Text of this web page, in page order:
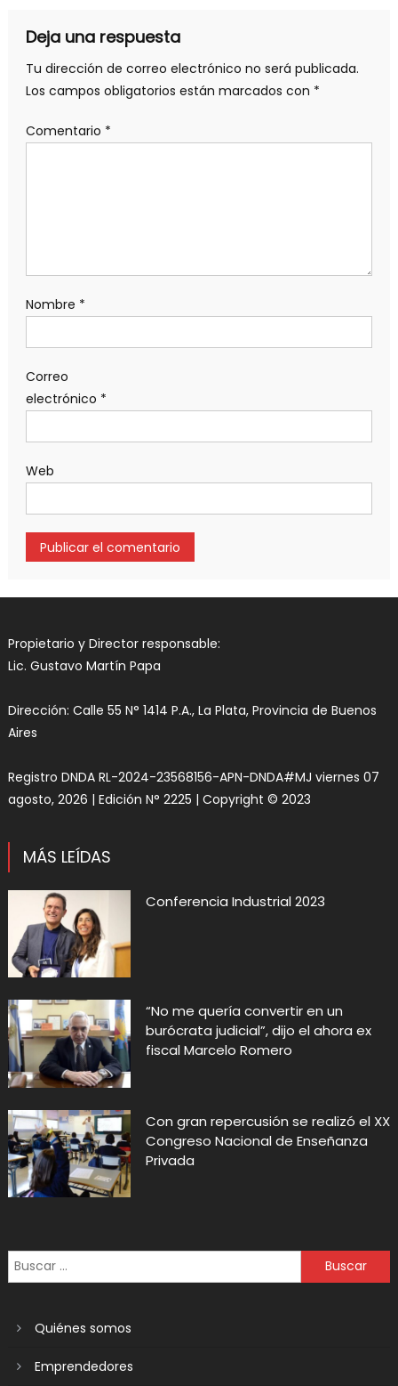
Deja una respuesta
Tu dirección de correo electrónico no será publicada.
Los campos obligatorios están marcados con *
Comentario *
Nombre *
Correo
electrónico *
Web
Propietario y Director responsable:
Lic. Gustavo Martín Papa
Dirección: Calle 55 N° 1414 P.A., La Plata, Provincia de Buenos
Aires
Registro DNDA RL-2024-23568156-APN-DNDA#MJ viernes 07
agosto, 2026 | Edición N° 2225 | Copyright © 2023
MÁS LEÍDAS
Conferencia Industrial 2023
“No me quería convertir en un
burócrata judicial”, dijo el ahora ex
fiscal Marcelo Romero
Con gran repercusión se realizó el XX
Congreso Nacional de Enseñanza
Privada
Quiénes somos
Emprendedores